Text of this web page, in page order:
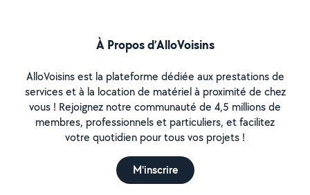
À Propos d’AlloVoisins
AlloVoisins est la plateforme dédiée aux prestations de
services et à la location de matériel à proximité de chez
vous ! Rejoignez notre communauté de 4,5 millions de
membres, professionnels et particuliers, et facilitez
votre quotidien pour tous vos projets !
M'inscrire